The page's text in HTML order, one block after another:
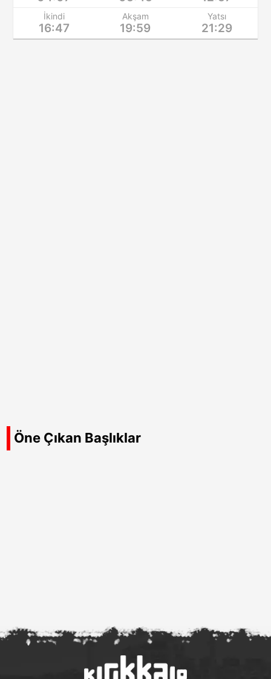
İkindi
16:47
Akşam
19:59
Yatsı
21:29
Öne Çıkan Başlıklar